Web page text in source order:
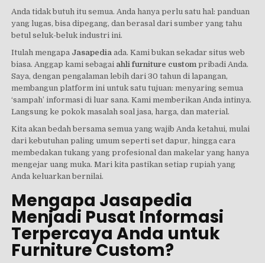
Anda tidak butuh itu semua. Anda hanya perlu satu hal: panduan
yang lugas, bisa dipegang, dan berasal dari sumber yang tahu
betul seluk-beluk industri ini.
Itulah mengapa Jasapedia ada. Kami bukan sekadar situs web
biasa. Anggap kami sebagai ahli furniture custompribadi Anda.
Saya, dengan pengalaman lebih dari 30 tahun di lapangan,
membangun platform ini untuk satu tujuan: menyaring semua
‘sampah’ informasi di luar sana. Kami memberikan Anda intinya.
Langsung ke pokok masalah soal jasa, harga, dan material.
Kita akan bedah bersama semua yang wajib Anda ketahui, mulai
dari kebutuhan paling umum seperti set dapur, hingga cara
membedakan tukang yang profesional dan makelar yang hanya
mengejar uang muka. Mari kita pastikan setiap rupiah yang
Anda keluarkan bernilai.
Mengapa Jasapedia
Menjadi Pusat Informasi
Terpercaya Anda untuk
Furniture Custom?